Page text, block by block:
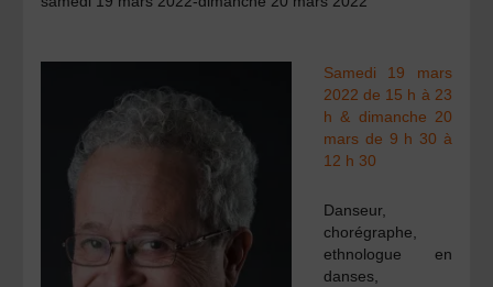
Samedi 19 mars
2022 de 15 h à 23
h & dimanche 20
mars de 9 h 30 à
12 h 30
Danseur,
chorégraphe,
ethnologue en
danses,